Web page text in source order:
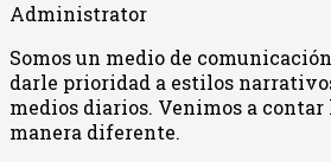
Administrator
Somos un medio de
darle prioridad a estilos
medios diarios. Venimos a
manera diferente.